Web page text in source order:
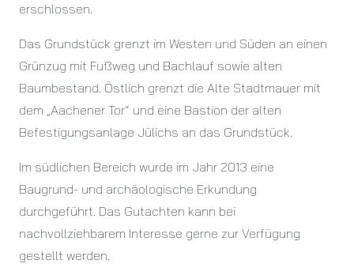
erschlossen.
Das Grundstück grenzt im Westen und Süden an einen
Grünzug mit Fußweg und Bachlauf sowie alten
Baumbestand. Östlich grenzt die Alte Stadtmauer mit
dem „Aachener Tor“ und eine Bastion der alten
Befestigungsanlage Jülichs an das Grundstück.
Im südlichen Bereich wurde im Jahr 2013 eine
Baugrund- und archäologische Erkundung
durchgeführt. Das Gutachten kann bei
nachvollziehbarem Interesse gerne zur Verfügung
gestellt werden.